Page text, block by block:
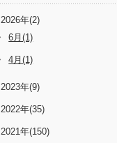
2026年(2)
6月(1)
4月(1)
2023年(9)
2022年(35)
2021年(150)